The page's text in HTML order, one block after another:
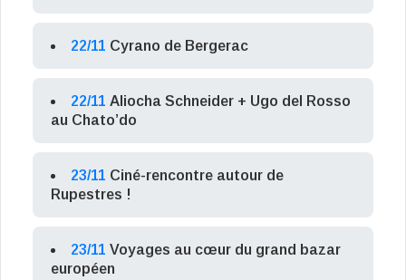
22/11 Cyrano de Bergerac
22/11 Aliocha Schneider + Ugo del Rosso
au Chato’do
23/11 Ciné-rencontre autour de
Rupestres !
23/11 Voyages au cœur du grand bazar
européen